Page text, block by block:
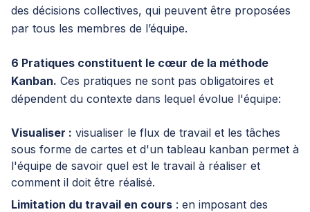
des décisions collectives, qui peuvent être proposées
par tous les membres de l’équipe.
6 Pratiques constituent le cœur de la méthode
Kanban. Ces pratiques ne sont pas obligatoires et
dépendent du contexte dans lequel évolue l'équipe:
Visualiser : visualiser le flux de travail et les tâches
sous forme de cartes et d'un tableau kanban permet à
l'équipe de savoir quel est le travail à réaliser et
comment il doit être réalisé.
Limitation du travail en cours : en imposant des